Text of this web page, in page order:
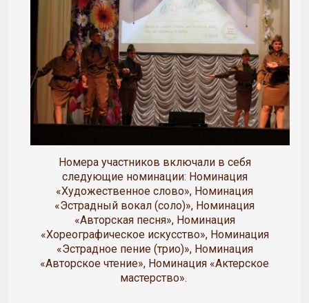
Номера участников включали в себя
следующие номинации: Номинация
«Художественное слово», Номинация
«Эстрадный вокал (соло)», Номинация
«Авторская песня», Номинация
«Хореографическое искусство», Номинация
«Эстрадное пение (трио)», Номинация
«Авторское чтение», Номинация «Актерское
мастерство».